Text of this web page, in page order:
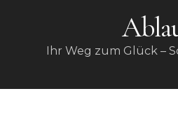
Ihr Weg zum Glück –